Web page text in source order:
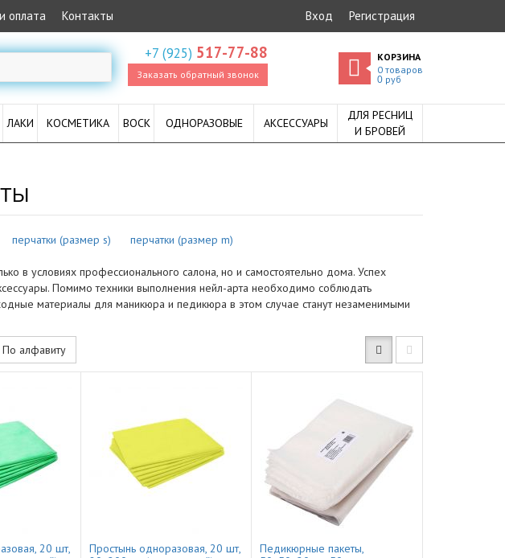
оплата Контакты Вход Регистрация
+7 (925) 517-77-88
Заказать обратный звонок
КОРЗИНА
0 товаров
0руб
ЛАКИ КОСМЕТИКА ВОСК ОДНОРАЗОВЫЕ АКСЕССУАРЫ
ДЛЯ РЕСНИЦ
И БРОВЕЙ
перчатки (размер s) перчатки (размер m)
в условиях профессионального салона, но и самостоятельно дома. Успех
Помимо техники выполнения нейл-арта необходимо соблюдать
материалы для маникюра и педикюра в этом случае станут незаменимыми
По алфавиту
20 шт,
Простынь одноразовая, 20 шт,
Педикюрные пакеты,